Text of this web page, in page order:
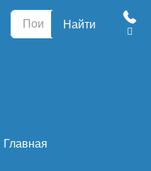
Найти
Главная